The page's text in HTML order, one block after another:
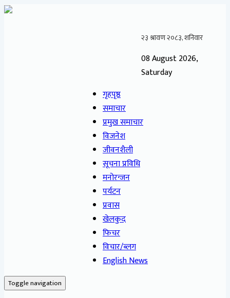
08 August 2026,
Saturday
गृहपृष्ठ
समाचार
प्रमुख समाचार
विजनेश
जीवनशैली
सूचना प्रविधि
मनोरन्जन
पर्यटन
प्रवास
खेलकुद
फिचर
विचार/ब्लग
English News
Toggle navigation